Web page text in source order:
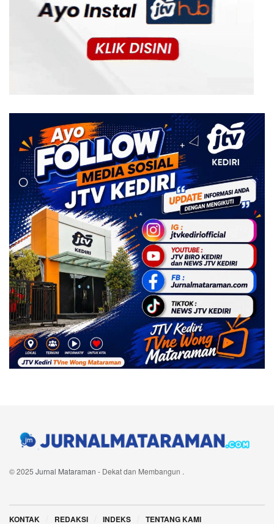
© 2025 Jurnal Mataraman - Dekat dan Membangun .
KONTAK REDAKSI INDEKS TENTANG KAMI